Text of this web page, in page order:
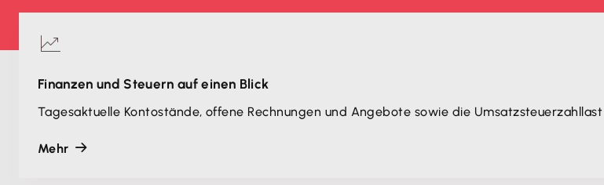
Finanzen und Steuern auf einen Blick
Tagesaktuelle Kontostände, offene Rechnungen und Angebote sowie die
Mehr